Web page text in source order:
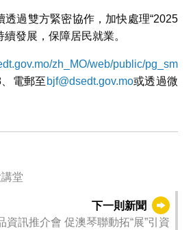
過雙方緊密協作，加快處理“2025
發展，保障居民就業。
zh_MO/web/public/pg_sm
電郵至 bjf@dsedt.gov.mo或透過微
堂
下一則新聞
赴韓日出席會展環境交流活動及“旅遊+會展”產品資訊推介會 促澳琴聯動拓“展”引資